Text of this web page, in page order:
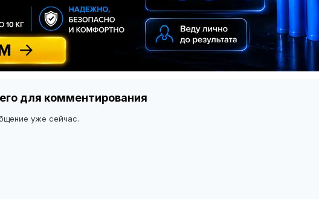
для комментирования
уже сейчас.